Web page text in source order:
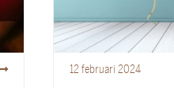
12 februari 2024